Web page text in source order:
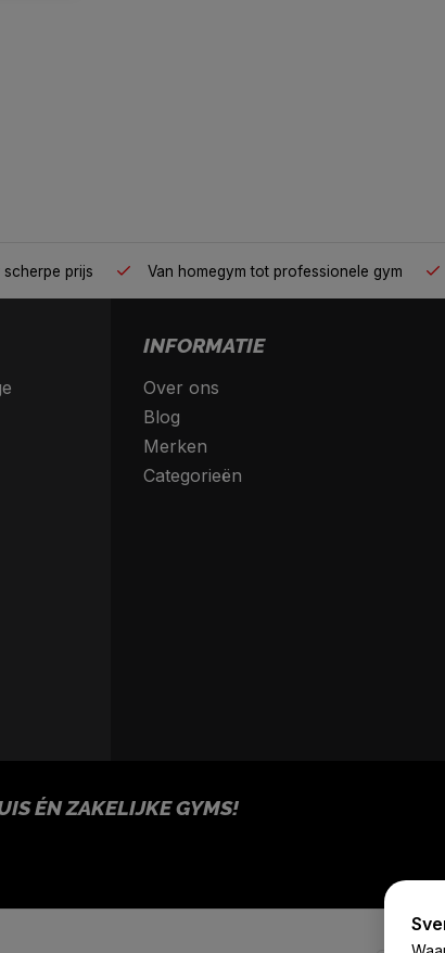
prijs Van homegym tot professionele gym
INFORMATIE
Over ons
Blog
Merken
Categorieën
ÉN ZAKELIJKE GYMS!